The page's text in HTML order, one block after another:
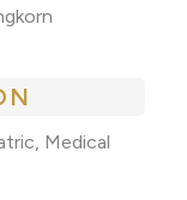
Medical